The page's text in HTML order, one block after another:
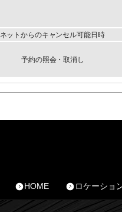
ネットからのキャンセル可能日時
予約の照会・取消し
HOME ロケーショ